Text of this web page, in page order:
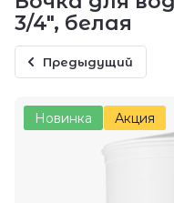
3/4", белая
Предыдущий
Новинка Акция